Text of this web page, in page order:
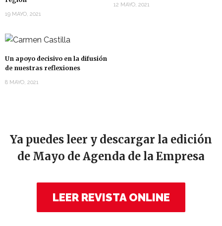
19 MAYO, 2021
12 MAYO, 2021
Un apoyo decisivo en la difusión
de nuestras reflexiones
8 MAYO, 2021
Ya puedes leer y descargar la edición
de Mayo de Agenda de la Empresa
LEER REVISTA ONLINE